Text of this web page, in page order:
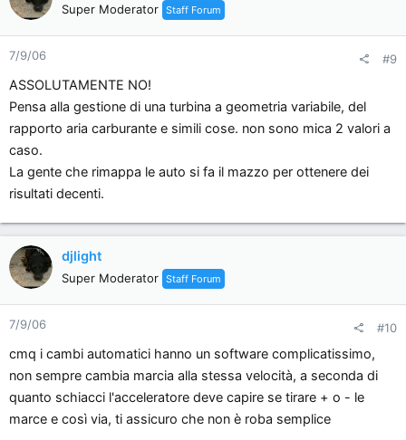
Super Moderator Staff Forum
7/9/06 #9
ASSOLUTAMENTE NO!
Pensa alla gestione di una turbina a geometria variabile, del
rapporto aria carburante e simili cose. non sono mica 2 valori a
caso.
La gente che rimappa le auto si fa il mazzo per ottenere dei
risultati decenti.
djlight
Super Moderator Staff Forum
7/9/06 #10
cmq i cambi automatici hanno un software complicatissimo,
non sempre cambia marcia alla stessa velocità, a seconda di
quanto schiacci l'acceleratore deve capire se tirare + o - le
marce e così via, ti assicuro che non è roba semplice